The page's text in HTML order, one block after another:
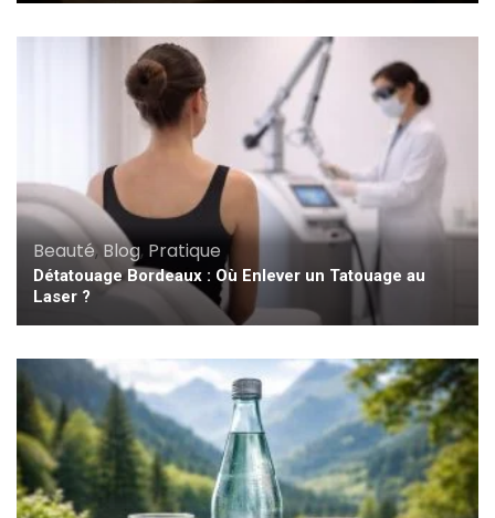
Beauté,Blog, Pratique
Détatouage Bordeaux : Où Enlever un Tatouage au
Laser ?